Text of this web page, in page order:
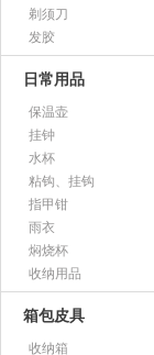
剃须刀
发胶
日常用品
保温壶
挂钟
水杯
粘钩、挂钩
指甲钳
雨衣
焖烧杯
收纳用品
箱包皮具
收纳箱